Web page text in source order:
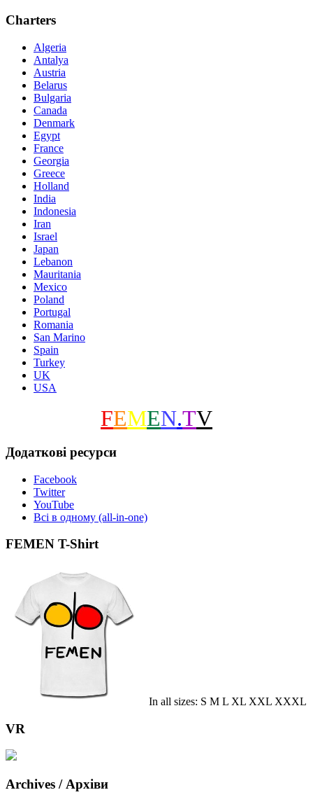
Charters
Algeria
Antalya
Austria
Belarus
Bulgaria
Canada
Denmark
Egypt
France
Georgia
Greece
Holland
India
Indonesia
Iran
Israel
Japan
Lebanon
Mauritania
Mexico
Poland
Portugal
Romania
San Marino
Spain
Turkey
UK
USA
FEMEN.TV
Додаткові ресурси
Facebook
Twitter
YouTube
Всі в одному (all-in-one)
FEMEN T-Shirt
In all sizes: S M L XL XXL XXXL
VR
Archives / Архіви